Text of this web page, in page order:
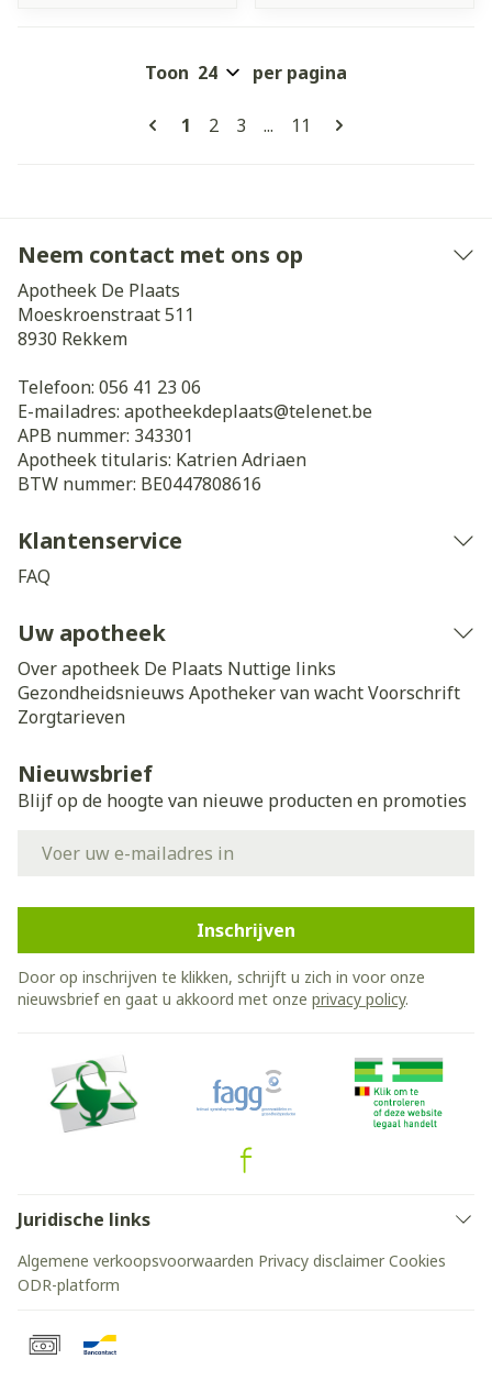
Pagina's
U lees momenteel pagina
1 Pagina
2 Pagina
3 ... Pagina
11
Toon per pagina
Neem contact met ons op
Apotheek De Plaats
Moeskroenstraat 511
8930 Rekkem
Telefoon: 056 41 23 06
E-mailadres: apotheekdeplaats@telenet.be
APB nummer: 343301
Apotheek titularis: Katrien Adriaen
BTW nummer: BE0447808616
Klantenservice
FAQ
Uw apotheek
Over apotheek De Plaats Nuttige links
Gezondheidsnieuws Apotheker van wachtVoorschrift
Zorgtarieven
Nieuwsbrief
Blijf op de hoogte van nieuwe producten en promoties
Inschrijven
Door op inschrijven te klikken, schrijft u zich in voor onze
nieuwsbrief en gaat u akkoord met onze privacy policy.
Juridische links
Algemene verkoopsvoorwaarden Privacy disclaimer Cookies
ODR-platform